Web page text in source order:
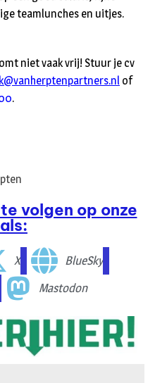
teamlunches en uitjes.
niet vaak vrij! Stuur je cv
of
.
volgen op onze
X
BlueSky
Mastodon